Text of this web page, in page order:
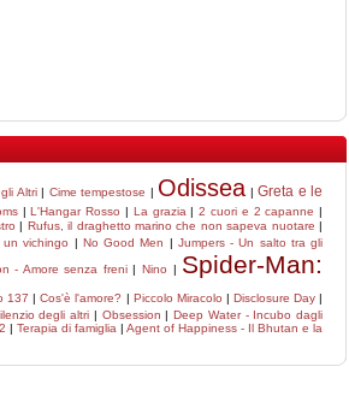
Altri| Cime tempestose | Odissea | Greta e le
|L'Hangar Rosso | La grazia |2 cuori e 2 capanne |
| Rufus, il draghetto marino che non sapeva nuotare |
vichingo | No Good Men | Jumpers - Un salto tra gli
- Amore senza freni|Nino | Spider-Man:
137 |Cos'è l'amore? | Piccolo Miracolo | Disclosure Day|
degli altri | Obsession |Deep Water - Incubo dagli
| Terapia di famiglia | Agent of Happiness - Il Bhutan e la